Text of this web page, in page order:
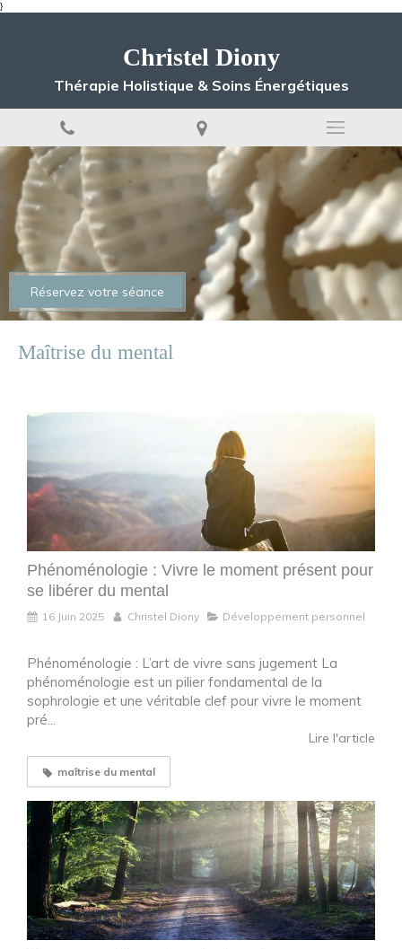
}
Christel Diony
Thérapie Holistique & Soins Énergétiques
Réservez votre séance
Maîtrise du mental
Phénoménologie : Vivre le moment présent pour
se libérer du mental
16 Juin 2025 Christel Diony Développement personnel
Phénoménologie : L’art de vivre sans jugement La
phénoménologie est un pilier fondamental de la
sophrologie et une véritable clef pour vivre le moment
pré...
Lire l'article
maîtrise du mental